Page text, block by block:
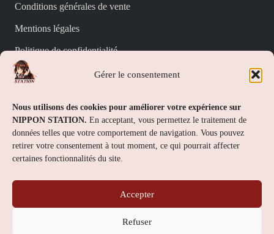
Gérer le consentement
Nous utilisons des cookies pour améliorer votre expérience sur
NIPPON STATION. En acceptant, vous permettez le traitement de
données telles que votre comportement de navigation. Vous pouvez
retirer votre consentement à tout moment, ce qui pourrait affecter
certaines fonctionnalités du site.
Accepter
Refuser
Conditions générales de vente
Mentions légales
Politique de confidentialité
Politique de cookies (UE)
Nippon Station
À propos
FAQs
Contact